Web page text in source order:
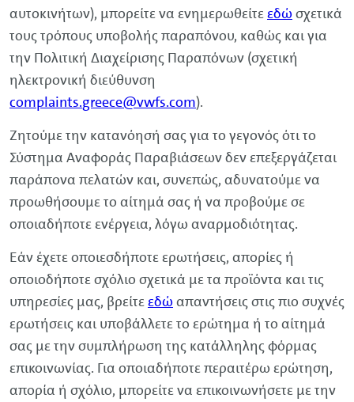
αυτοκινήτων), μπορείτε να ενημερωθείτεεδώσχετικά
τους τρόπους υποβολής παραπόνου, καθώς και για
την Πολιτική Διαχείρισης Παραπόνων (σχετική
ηλεκτρονική διεύθυνση
complaints.greece@vwfs.com).
Ζητούμε την κατανόησή σας για το γεγονός ότι το
Σύστημα Αναφοράς Παραβιάσεων δεν επεξεργάζεται
παράπονα πελατών και, συνεπώς, αδυνατούμε να
προωθήσουμε το αίτημά σας ή να προβούμε σε
οποιαδήποτε ενέργεια, λόγω αναρμοδιότητας.
Εάν έχετε οποιεσδήποτε ερωτήσεις, απορίες ή
οποιοδήποτε σχόλιο σχετικά με τα προϊόντα και τις
υπηρεσίες μας, βρείτεεδώαπαντήσεις στις πιο συχνές
ερωτήσεις και υποβάλλετε το ερώτημα ή το αίτημά
σας με την συμπλήρωση της κατάλληλης φόρμας
επικοινωνίας. Για οποιαδήποτε περαιτέρω ερώτηση,
απορία ή σχόλιο, μπορείτε να επικοινωνήσετε με την